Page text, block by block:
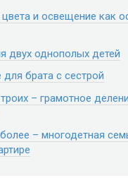
и освещение как
двух однополых детей
брата с сестрой
– грамотное
– многодетная